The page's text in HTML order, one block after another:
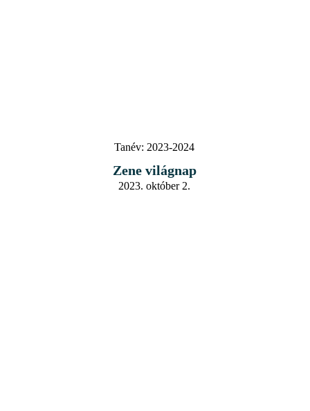
Tanév: 2023-2024
Zene világnap
2023. október 2.